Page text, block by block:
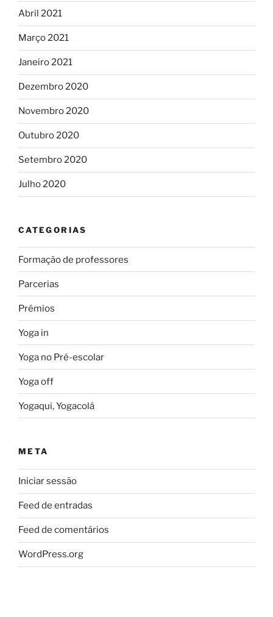
Abril 2021
Março 2021
Janeiro 2021
Dezembro 2020
Novembro 2020
Outubro 2020
Setembro 2020
Julho 2020
CATEGORIAS
Formação de professores
Parcerias
Prémios
Yoga in
Yoga no Pré-escolar
Yoga off
Yogaqui, Yogacolá
META
Iniciar sessão
Feed de entradas
Feed de comentários
WordPress.org